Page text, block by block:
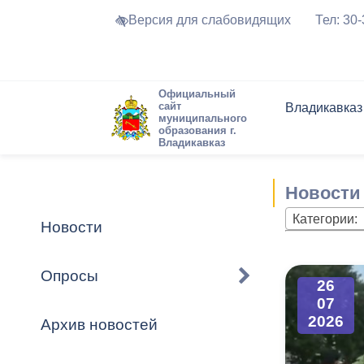
Версия для слабовидящих Тел:
Официальный
сайт
муниципального
образования г.
Владикавказ
Владикавказ
Устав города
Города-
городского
Торги и
Формы
Обратная
Комиссии
График
Новостная
Актуально
Новости
Опросы
Архив новостей
Новости
Категории:
26
07
2026